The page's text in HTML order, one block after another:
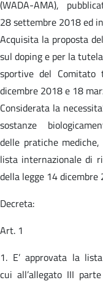
(WADA-AMA),
28 settembre 2018 ed
Acquisita la proposta
sul doping e per la
sportive del
dicembre 2018 e 18
Considerata la
sostanze
delle pratiche
lista internazionale di
della legge 14 dicembre
Decreta:
Art. 1
1. E’ approvata la
cui all’allegato III